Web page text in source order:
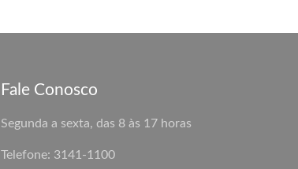
Fale Conosco
Segunda a sexta, das 8 às 17 horas
Telefone: 3141-1100